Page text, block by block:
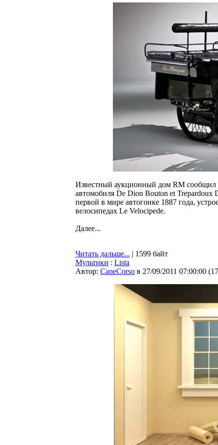
Известный аукционный дом RM сообщил
автомобиля De Dion Bouton et Trepardoux
первой в мире автогонке 1887 года,
велосипедах Le Velocipede.
Далее...
Читать дальше... | 1599 байт
Мультики : Lista
Автор: CaneCorso в 27/09/2011 07:00:00 (